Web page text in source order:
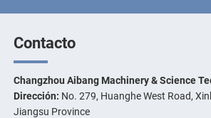
Contacto
Changzhou Aibang Machinery & Science
Dirección: No. 279, Huanghe West Road,
Jiangsu Province